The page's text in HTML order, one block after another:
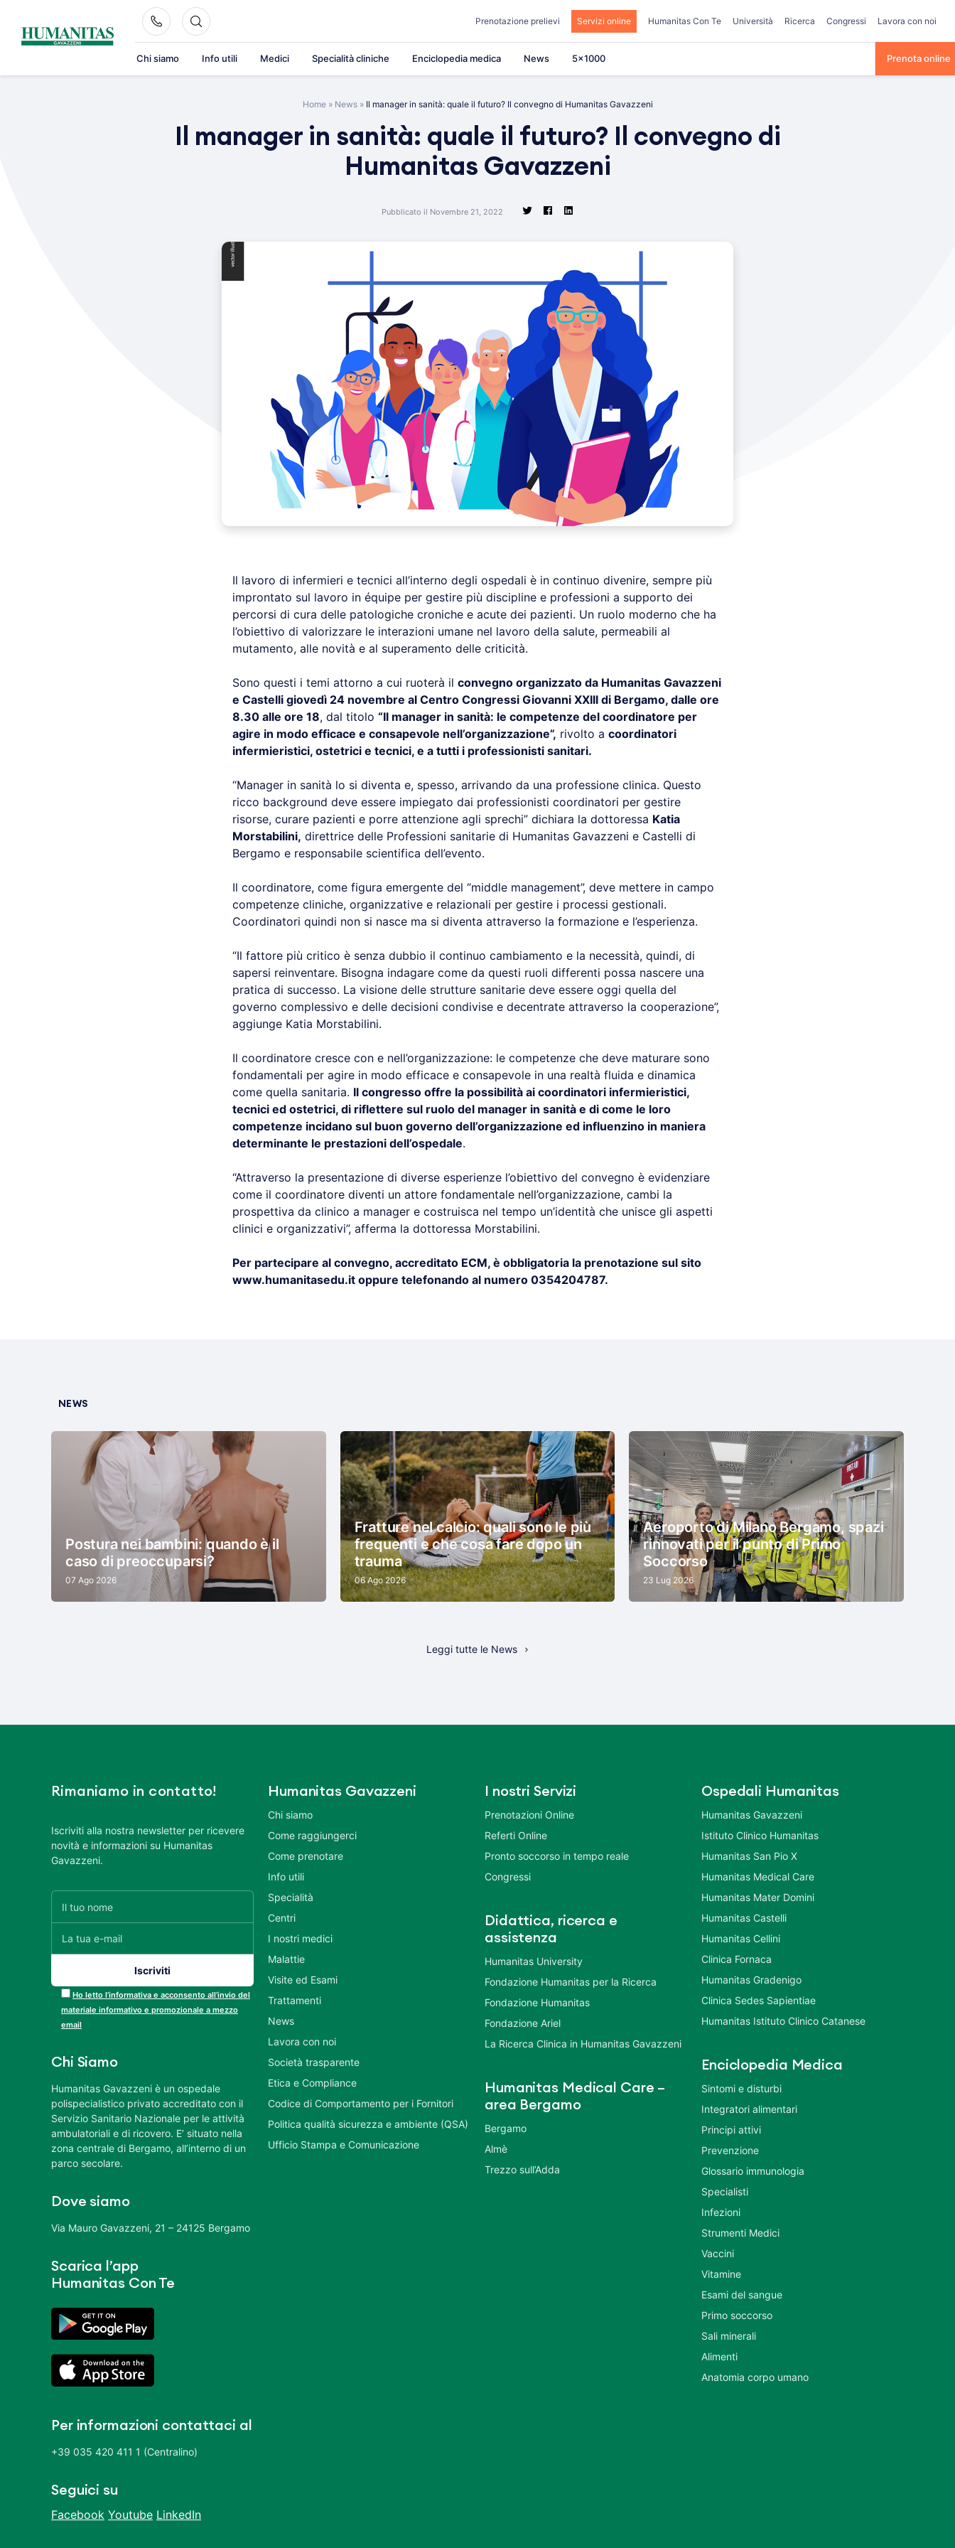
content
Prenotazione prelievi Servizi online Humanitas Con Te Università Ricerca Congressi Lavora con noi
Chi siamo Info utili Medici Specialità cliniche Enciclopedia medica News 5×1000 Prenota online
Home» News» Il manager in sanità: quale il futuro? Il convegno di Humanitas Gavazzeni
Il manager in sanità: quale il futuro? Il convegno di
Humanitas Gavazzeni
Pubblicato il Novembre 21, 2022
Il lavoro di infermieri e tecnici all’interno degli ospedali è in continuo divenire, sempre più
improntato sul lavoro in équipe per gestire più discipline e professioni a supporto dei
percorsi di cura delle patologiche croniche e acute dei pazienti. Un ruolo moderno che ha
l’obiettivo di valorizzare le interazioni umane nel lavoro della salute, permeabili al
mutamento, alle novità e al superamento delle criticità.
Sono questi i temi attorno a cui ruoterà il convegno organizzato da Humanitas Gavazzeni
e Castelli giovedì 24 novembre al Centro Congressi Giovanni XXIII di Bergamo, dalle ore
8.30 alle ore 18, dal titolo “Il manager in sanità: le competenze del coordinatore per
agire in modo efficace e consapevole nell’organizzazione”, rivolto a coordinatori
infermieristici, ostetrici e tecnici, e a tutti i professionisti sanitari.
“Manager in sanità lo si diventa e, spesso, arrivando da una professione clinica. Questo
ricco background deve essere impiegato dai professionisti coordinatori per gestire
risorse, curare pazienti e porre attenzione agli sprechi” dichiara la dottoressa Katia
Morstabilini, direttrice delle Professioni sanitarie di Humanitas Gavazzeni e Castelli di
Bergamo e responsabile scientifica dell’evento.
Il coordinatore, come figura emergente del “middle management”, deve mettere in campo
competenze cliniche, organizzative e relazionali per gestire i processi gestionali.
Coordinatori quindi non si nasce ma si diventa attraverso la formazione e l’esperienza.
“Il fattore più critico è senza dubbio il continuo cambiamento e la necessità, quindi, di
sapersi reinventare. Bisogna indagare come da questi ruoli differenti possa nascere una
pratica di successo. La visione delle strutture sanitarie deve essere oggi quella del
governo complessivo e delle decisioni condivise e decentrate attraverso la cooperazione”,
aggiunge Katia Morstabilini.
Il coordinatore cresce con e nell’organizzazione: le competenze che deve maturare sono
fondamentali per agire in modo efficace e consapevole in una realtà fluida e dinamica
come quella sanitaria. Il congresso offre la possibilità ai coordinatori infermieristici,
tecnici ed ostetrici, di riflettere sul ruolo del manager in sanità e di come le loro
competenze incidano sul buon governo dell’organizzazione ed influenzino in maniera
determinante le prestazioni dell’ospedale.
“Attraverso la presentazione di diverse esperienze l’obiettivo del convegno è evidenziare
come il coordinatore diventi un attore fondamentale nell’organizzazione, cambi la
prospettiva da clinico a manager e costruisca nel tempo un’identità che unisce gli aspetti
clinici e organizzativi”, afferma la dottoressa Morstabilini.
Per partecipare al convegno, accreditato ECM, è obbligatoria la prenotazione sul sito
www.humanitasedu.it oppure telefonando al numero 0354204787.
NEWS
Postura nei bambini: quando è il
caso di preoccuparsi?
07 Ago 2026
Fratture nel calcio: quali sono le più
frequenti e che cosa fare dopo un
trauma
06 Ago 2026
Aeroporto di Milano Bergamo, spazi
rinnovati per il punto di Primo
Soccorso
23 Lug 2026
Leggi tutte le News
Rimaniamo in contatto!
Iscriviti alla nostra newsletter per ricevere
novità e informazioni su Humanitas
Gavazzeni.
Ho letto l’informativa e acconsento all’invio del
materiale informativo e promozionale a mezzo
email
Chi Siamo
Humanitas Gavazzeni è un ospedale
polispecialistico privato accreditato con il
Servizio Sanitario Nazionale per le attività
ambulatoriali e di ricovero. E’ situato nella
zona centrale di Bergamo, all’interno di un
parco secolare.
Dove siamo
Via Mauro Gavazzeni, 21 – 24125 Bergamo
Scarica l’app
Humanitas Con Te
Per informazioni contattaci al
+39 035 420 411 1 (Centralino)
Seguici su
Facebook Youtube LinkedIn
Humanitas Gavazzeni
Chi siamo
Come raggiungerci
Come prenotare
Info utili
Specialità
Centri
I nostri medici
Malattie
Visite ed Esami
Trattamenti
News
Lavora con noi
Società trasparente
Etica e Compliance
Codice di Comportamento per i Fornitori
Politica qualità sicurezza e ambiente (QSA)
Ufficio Stampa e Comunicazione
I nostri Servizi
Prenotazioni Online
Referti Online
Pronto soccorso in tempo reale
Congressi
Didattica, ricerca e
assistenza
Humanitas University
Fondazione Humanitas per la Ricerca
Fondazione Humanitas
Fondazione Ariel
La Ricerca Clinica in Humanitas Gavazzeni
Humanitas Medical Care –
area Bergamo
Bergamo
Almè
Trezzo sull’Adda
Ospedali Humanitas
Humanitas Gavazzeni
Istituto Clinico Humanitas
Humanitas San Pio X
Humanitas Medical Care
Humanitas Mater Domini
Humanitas Castelli
Humanitas Cellini
Clinica Fornaca
Humanitas Gradenigo
Clinica Sedes Sapientiae
Humanitas Istituto Clinico Catanese
Enciclopedia Medica
Sintomi e disturbi
Integratori alimentari
Principi attivi
Prevenzione
Glossario immunologia
Specialisti
Infezioni
Strumenti Medici
Vaccini
Vitamine
Esami del sangue
Primo soccorso
Sali minerali
Alimenti
Anatomia corpo umano